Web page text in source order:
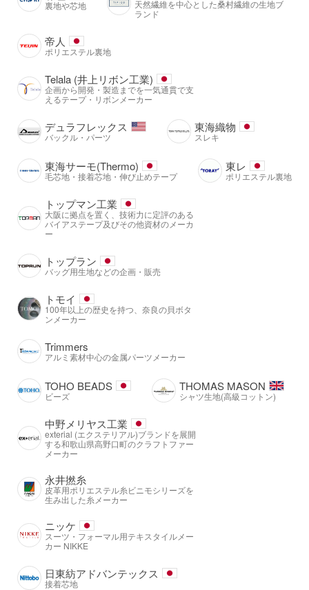
裏地や芯地
天然繊維を中心とした桑村繊維の生地ブ
ランド
帝人
ポリエステル裏地
Telala (井上リボン工業)
企画から開発・製造までを一気通貫で支
えるテープ・リボンメーカー
デュラフレックス
バックル・パーツ
東海織物
スレキ
東海サーモ(Thermo)
毛芯地・接着芯地・伸び止めテープ
東レ
ポリエステル裏地
トップマン工業
大阪に拠点を置く、技術力に定評のある
バイアステープ及びその他資材のメーカ
ー
トップラン
バッグ用生地などの企画・販売
トモイ
100年以上の歴史を持つ、奈良の貝ボタ
ンメーカー
Trimmers
アルミ素材中心の金属パーツメーカー
TOHO BEADS
ビーズ
THOMAS MASON
シャツ生地(高級コットン)
中野メリヤス工業
exterial (エクステリアル)ブランドを展開
する和歌山県高野口町のクラフトファー
メーカー
永井撚糸
皮革用ポリエステル糸ビニモシリーズを
生み出した糸メーカー
ニッケ
スーツ・フォーマル用テキスタイルメー
カー NIKKE
日東紡アドバンテックス
接着芯地